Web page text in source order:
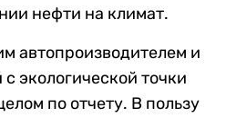
нефти на климат.
автопроизводителем и
экологической точки
по отчету. В пользу